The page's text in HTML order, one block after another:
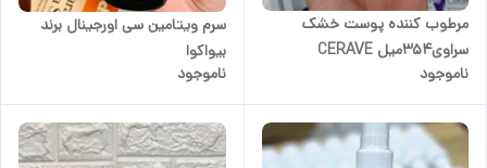
مرطوب کننده پوست خشک
سراوی354میل CERAVE
ناموجود
سرم ویتامین سی اورجینال برند
بیواکوا
ناموجود